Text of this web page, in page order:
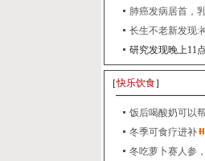
肺癌发病居首，
长生不老新发现:
研究发现晚上11
［快乐饮食］
饭后喝酸奶可以
冬季可食疗进补
冬吃萝卜赛人参